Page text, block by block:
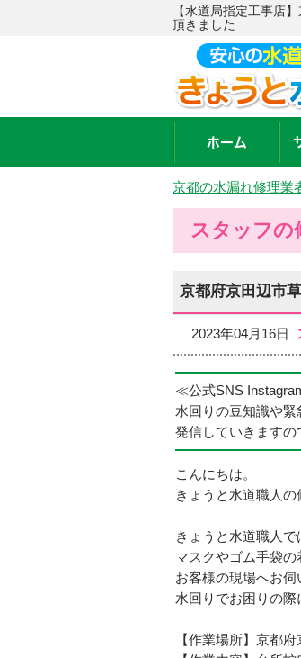
【水道局指定工事店
頂きました
京都の水漏れ修理業
スタッフの
京都府京田辺市
2023年04月16日
≪公式SNS
水回りの豆知識や
発信していきますの
こんにちは。
きょうと水道職人の
きょうと水道職人
マスクやゴム手袋の
お客様の現場へお伺
水回りでお困りの際
【作業場所】京都